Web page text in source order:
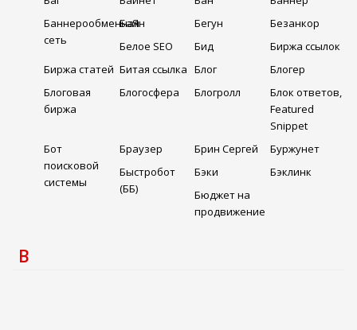
Баннерообменная
сеть
БаЯн Бегун
Безанкор
Белое SEO
Бид
Биржа ссылок
Биржа статей Битая ссылка Блог
Блогер
Блоговая
биржа
Блогосфера Блогролл
Блок ответов,
Featured
Snippet
Бот
поисковой
системы
Браузер Брин Сергей
Буржунет
Быстробот
(ББ)
Бэки
Бэклинк
Бюджет на
продвижение
В